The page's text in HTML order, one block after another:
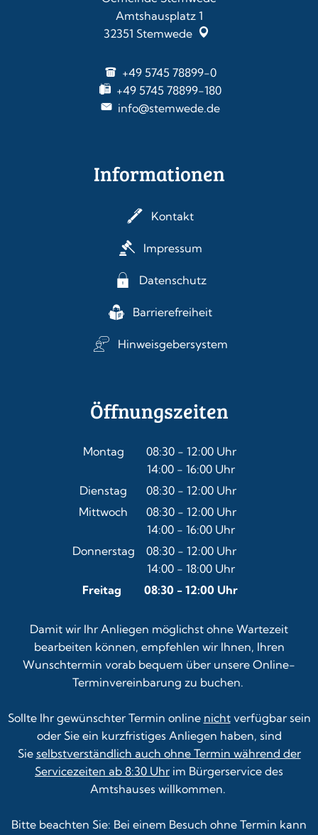
Amtshausplatz 1
32351 Stemwede
+49 5745 78899-0
+49 5745 78899-180
info@stemwede.de
Informationen
Kontakt
Impressum
Datenschutz
Barrierefreiheit
Hinweisgebersystem
Öffnungszeiten
Montag 08:30- 12:00Uhr
Von 08:30 bis 12:00 Uhr
14:00 - 16:00 Uhr
Von 14:00 bis 16:00 Uhr
Dienstag 08:30- 12:00Uhr
Von 08:30 bis 12:00 Uhr
Mittwoch 08:30- 12:00Uhr
Von 08:30 bis 12:00 Uhr
14:00 - 16:00 Uhr
Von 14:00 bis 16:00 Uhr
Donnerstag 08:30- 12:00Uhr
Von 08:30 bis 12:00 Uhr
14:00 - 18:00 Uhr
Von 14:00 bis 18:00 Uhr
Freitag 08:30 - 12:00 Uhr
Damit wir Ihr Anliegen möglichst ohne Wartezeit
bearbeiten können, empfehlen wir Ihnen, Ihren
Wunschtermin vorab bequem über unsere Online-
Terminvereinbarung zu buchen.
Sollte Ihr gewünschter Termin online nichtverfügbar sein
oder Sie ein kurzfristiges Anliegen haben, sind
Sie selbstverständlich auch ohne Termin während der
Servicezeiten ab 8:30 Uhr im Bürgerservice des
Amtshauses willkommen.
Bitte beachten Sie: Bei einem Besuch ohne Termin kann